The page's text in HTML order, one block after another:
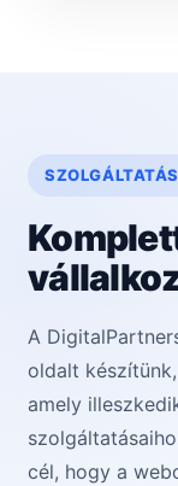
A
oldalt
amely
cél, hogy a